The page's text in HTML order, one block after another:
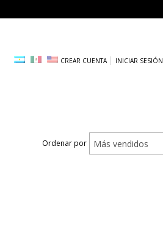
CREAR CUENTA INICIAR SESIÓN
Ordenar por